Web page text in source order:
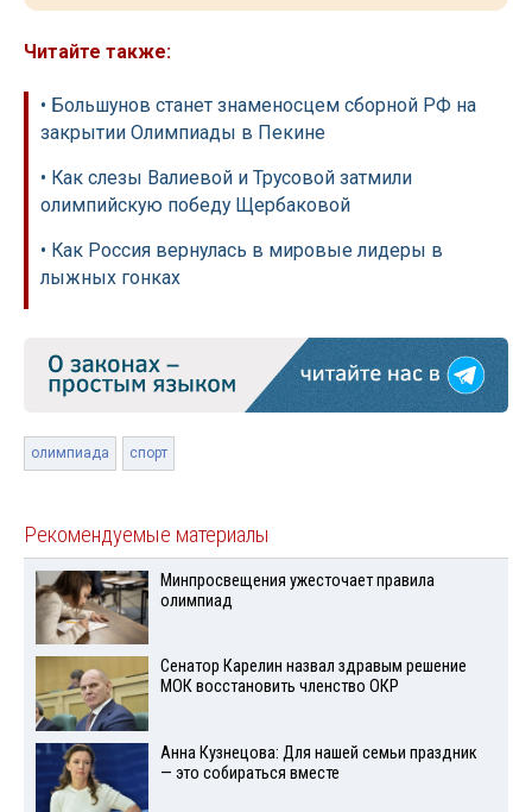
Читайте также:
• Большунов станет знаменосцем сборной РФ на
закрытии Олимпиады в Пекине
• Как слезы Валиевой и Трусовой затмили
олимпийскую победу Щербаковой
• Как Россия вернулась в мировые лидеры в
лыжных гонках
олимпиада спорт
Рекомендуемые материалы
Минпросвещения ужесточает правила
олимпиад
Сенатор Карелин назвал здравым решение
МОК восстановить членство ОКР
Анна Кузнецова: Для нашей семьи праздник
— это собираться вместе